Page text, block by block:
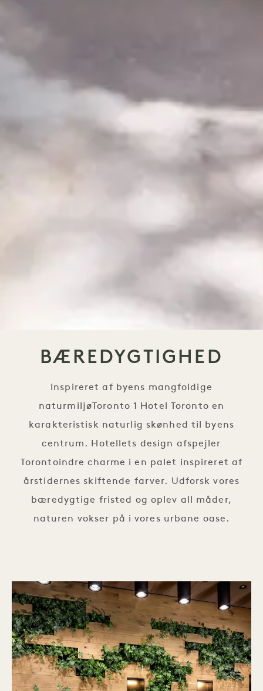
BÆREDYGTIGHED
Inspireret af byens mangfoldige
naturmiljøToronto 1 Hotel Toronto en
karakteristisk naturlig skønhed til byens
centrum. Hotellets design afspejler
Torontoindre charme i en palet inspireret af
årstidernes skiftende farver. Udforsk vores
bæredygtige fristed og oplev all måder,
naturen vokser på i vores urbane oase.